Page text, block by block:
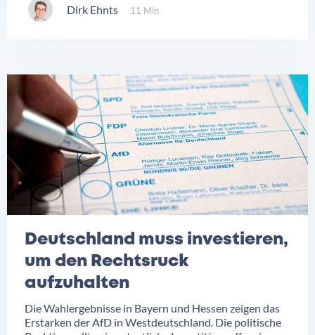
Dirk Ehnts 11 Min
Deutschland muss investieren,
um den Rechtsruck
aufzuhalten
Die Wahlergebnisse in Bayern und Hessen zeigen das
Erstarken der AfD in Westdeutschland. Die politische